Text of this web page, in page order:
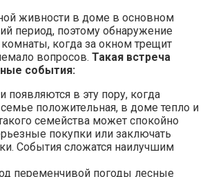
живности в доме в основном
период, поэтому обнаружение
когда за окном трещит
вопросов. Такая встреча
события:
появляются в эту пору, когда
положительная, в доме тепло и
семейства может спокойно
покупки или заключать
События сложатся наилучшим
переменчивой погоды лесные